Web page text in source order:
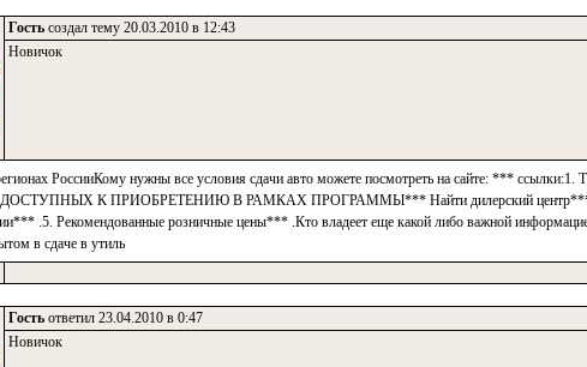
Гость создал тему 20.03.2010 в 12:43
Новичок
РоссииКому нужны все условия сдачи авто можете посмотреть на сайте: ***
К ПРИОБРЕТЕНИЮ В РАМКАХ ПРОГРАММЫ*** Найти дилерский центр***
.5. Рекомендованные розничные цены*** .Кто владеет еще какой либо важной
в сдаче в утиль
Гость ответил 23.04.2010 в 0:47
Новичок